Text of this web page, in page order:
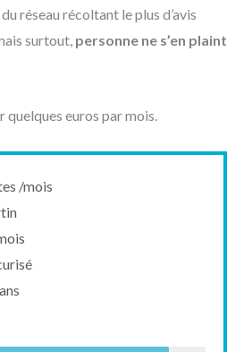
réseau récoltant le plus d’avis
surtout, personne ne s’en plaint
euros par mois.
/mois